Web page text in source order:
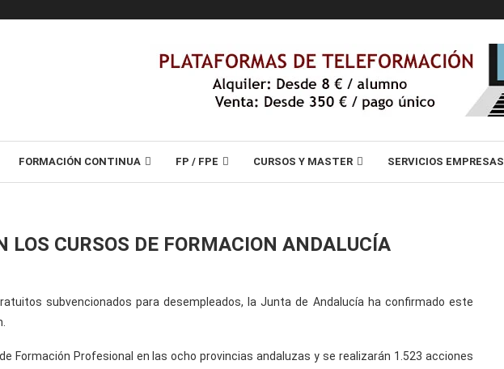
FORMACIÓN CONTINUA FP / FPE CURSOS Y MASTER SERVICIOS EMPRESAS
LOS CURSOS DE FORMACION ANDALUCÍA
subvencionados para desempleados, la Junta de Andalucía ha confirmado este
Formación Profesional en las ocho provincias andaluzas y se realizarán 1.523 acciones